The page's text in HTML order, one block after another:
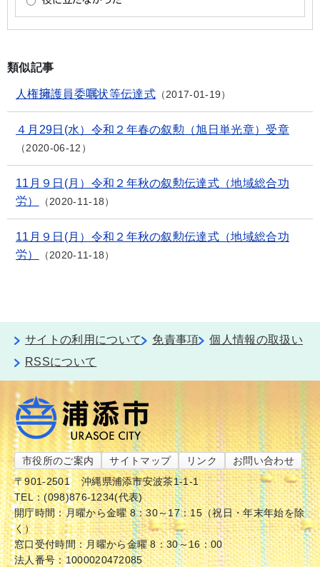
類似記事
人権擁護員委嘱状等伝達式 2017-01-19
４月29日(水）令和２年春の叙勲（旭日単光章）受章
2020-06-12
11月９日(月）令和２年秋の叙勲伝達式（地域総合功
労）
2020-11-18
11月９日(月）令和２年秋の叙勲伝達式（地域総合功
労）
2020-11-18
サイトの利用について 免責事項
個人情報の取扱い
RSSについて
市役所のご案内 サイトマップ リンク
お問い合わせ
〒901-2501
沖縄県浦添市安波茶1-1-1
TEL：(098)876-1234(代表)
開庁時間：月曜から金曜 8：30～17：15（祝日・年末年始を除
く）
窓口受付時間：月曜から金曜 8：30～16：00
法人番号：1000020472085